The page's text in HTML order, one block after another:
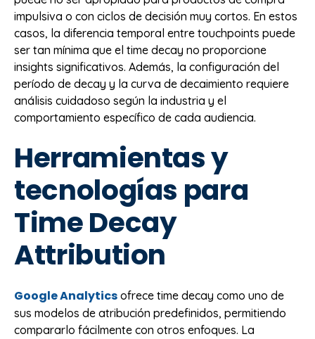
impulsiva o con ciclos de decisión muy cortos. En estos
casos, la diferencia temporal entre touchpoints puede
ser tan mínima que el time decay no proporcione
insights significativos. Además, la configuración del
período de decay y la curva de decaimiento requiere
análisis cuidadoso según la industria y el
comportamiento específico de cada audiencia.
Herramientas y
tecnologías para
Time Decay
Attribution
Google Analytics ofrece time decay como uno de
sus modelos de atribución predefinidos, permitiendo
compararlo fácilmente con otros enfoques. La